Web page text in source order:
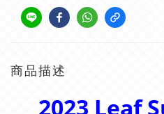
商品描述
2023 Leaf